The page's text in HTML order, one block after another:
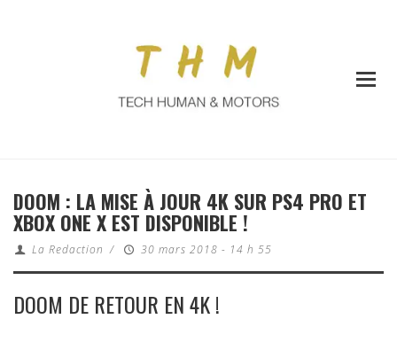
DOOM : LA MISE À JOUR 4K SUR PS4 PRO ET
XBOX ONE X EST DISPONIBLE !
La Redaction / 30 mars 2018 - 14 h 55
DOOM DE RETOUR EN 4K !